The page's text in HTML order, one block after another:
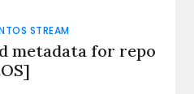
STREAM
metadata for repo